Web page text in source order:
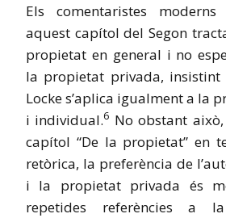
Els comentaristes moderns
aquest capítol del Segon
propietat en general i no
la propietat privada,
Locke s’aplica igualment a la
i individual.6 No obstant
capítol “De la propietat” en
retòrica, la preferència de
i la propietat privada és
repetides referències a